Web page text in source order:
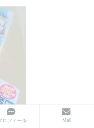
ロフィール Mail